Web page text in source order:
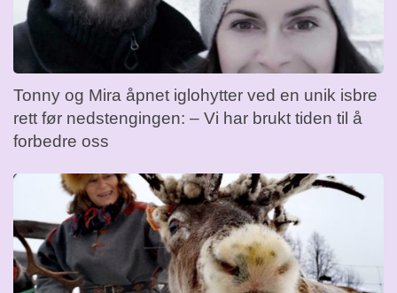
Tonny og Mira åpnet iglohytter ved en unik isbre
rett før nedstengingen: – Vi har brukt tiden til å
forbedre oss